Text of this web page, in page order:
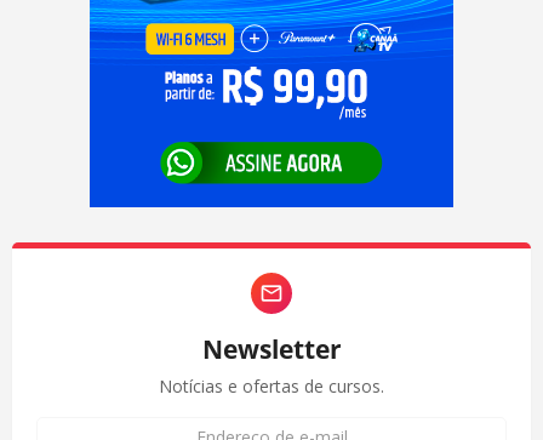
Newsletter
Notícias e ofertas de cursos.